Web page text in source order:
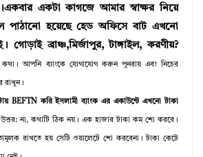
একটা কাগজে আমার স্বাক্ষর নিয়ে
পাঠানো হয়েছে হেড অফিসে বাট এখনো
ব্রাঞ্চ,মির্জাপুর, টাঙ্গাইল, করণীয়?
কথা। আপনি ব্যাংকে যোগাযোগ করুন পুনরায় এবং নিচের
রাখুন।
BEFTN করি ইসলামী ব্যাংক এর একাউন্টে এখনো টাকা
উত্তর: না, কথাটি ঠিক নয়। এক হাজার টাকা কম শো করবে।
রাখতে হয় সেটি ওয়ালেটে শো করবেনা। টাকা কেটে